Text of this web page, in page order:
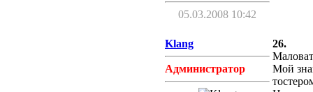
05.03.2008 10:42
Klang
Администратор
26.
Мой